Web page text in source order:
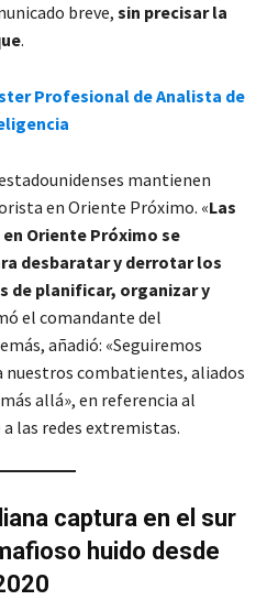
breve, sin precisar la
.
Profesional de Analista de
mantienen
en Oriente Próximo. «Las
Oriente Próximo se
desbaratar y derrotar los
de planificar, organizar y
el comandante del
añadió: «Seguiremos
nuestros combatientes, aliados
allá», en referencia al
las redes extremistas.
captura en el sur
huido desde